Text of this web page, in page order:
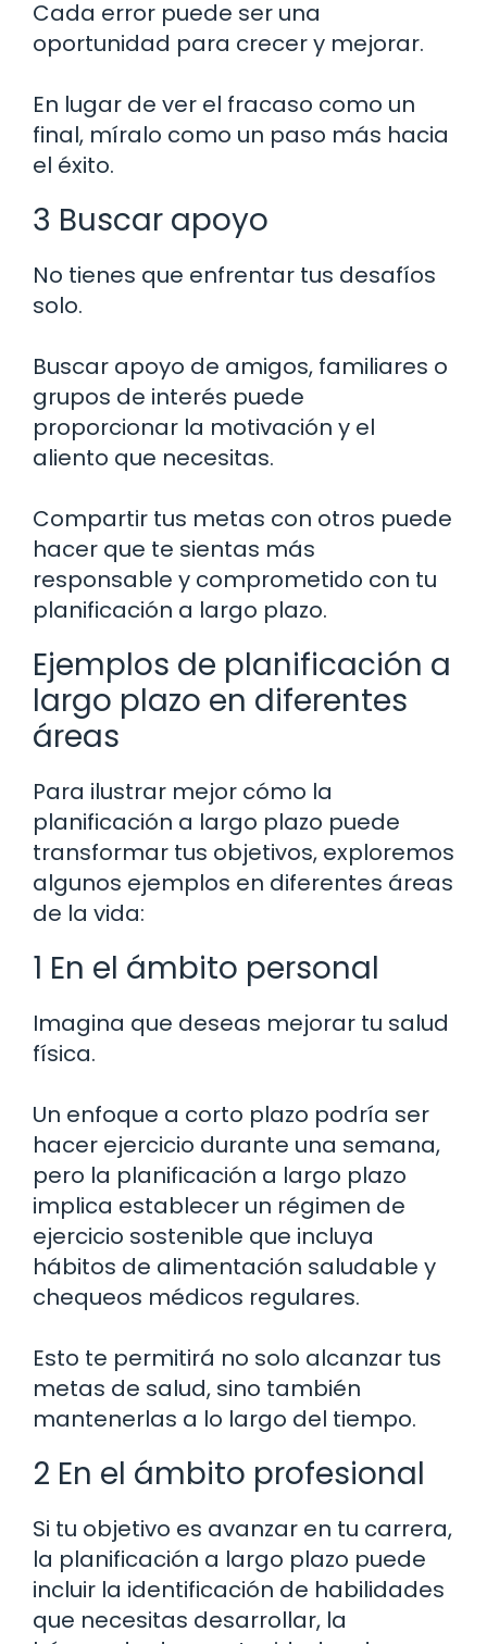
Cada error puede ser una
oportunidad para crecer y mejorar.
En lugar de ver el fracaso como un
final, míralo como un paso más hacia
el éxito.
3 Buscar apoyo
No tienes que enfrentar tus desafíos
solo.
Buscar apoyo de amigos, familiares o
grupos de interés puede
proporcionar la motivación y el
aliento que necesitas.
Compartir tus metas con otros puede
hacer que te sientas más
responsable y comprometido con tu
planificación a largo plazo.
Ejemplos de planificación a
largo plazo en diferentes
áreas
Para ilustrar mejor cómo la
planificación a largo plazo puede
transformar tus objetivos, exploremos
algunos ejemplos en diferentes áreas
de la vida:
1 En el ámbito personal
Imagina que deseas mejorar tu salud
física.
Un enfoque a corto plazo podría ser
hacer ejercicio durante una semana,
pero la planificación a largo plazo
implica establecer un régimen de
ejercicio sostenible que incluya
hábitos de alimentación saludable y
chequeos médicos regulares.
Esto te permitirá no solo alcanzar tus
metas de salud, sino también
mantenerlas a lo largo del tiempo.
2 En el ámbito profesional
Si tu objetivo es avanzar en tu carrera,
la planificación a largo plazo puede
incluir la identificación de habilidades
que necesitas desarrollar, la